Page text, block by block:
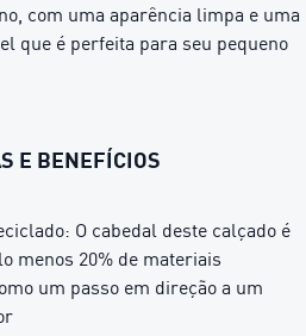
com uma aparência limpa e uma
que é perfeita para seu pequeno
E BENEFÍCIOS
O cabedal deste calçado é
menos 20% de materiais
um passo em direção a um